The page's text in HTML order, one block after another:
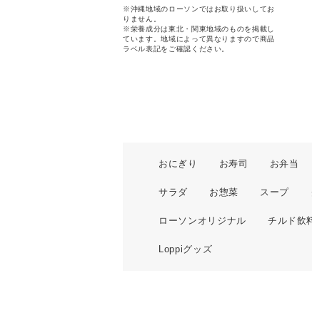
※沖縄地域のローソンではお取り扱いしてお
りません。
※栄養成分は東北・関東地域のものを掲載し
ています。地域によって異なりますので商品
ラベル表記をご確認ください。
おにぎり お寿司 お弁当
サラダ お惣菜 スープ
ローソンオリジナル チルド飲
Loppiグッズ